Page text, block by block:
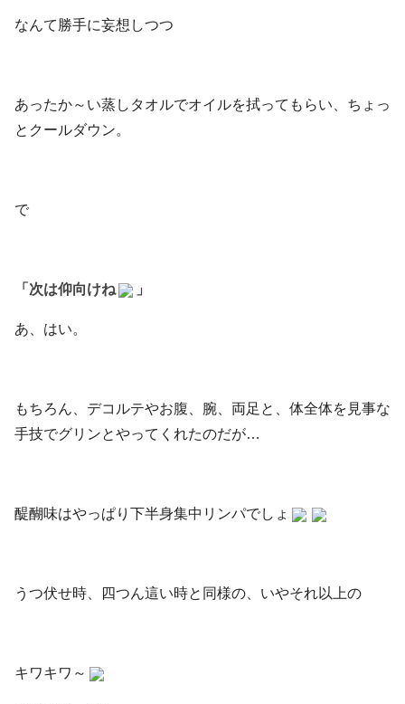
なんて勝手に妄想しつつ
あったか～い蒸しタオルでオイルを拭ってもらい、ちょっ
とクールダウン。
で
「次は仰向けね 」
あ、はい。
もちろん、デコルテやお腹、腕、両足と、体全体を見事な
手技でグリンとやってくれたのだが…
醍醐味はやっぱり下半身集中リンパでしょ
うつ伏せ時、四つん這い時と同様の、いやそれ以上の
キワキワ～